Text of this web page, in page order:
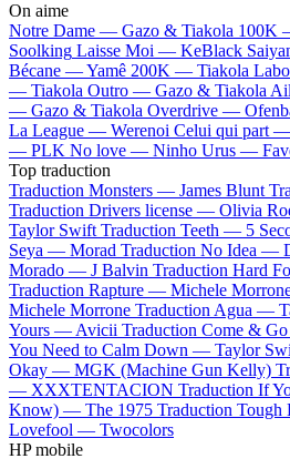
On aime
Notre Dame — Gazo & Tiakola 100K
Soolking Laisse Moi — KeBlack
Bécane —Yamê 200K — Tiakola
— Tiakola Outro — Gazo & Tiakola
— Gazo & Tiakola Overdrive —
La League — Werenoi Celui qui part —
— PLK No love — Ninho Urus —
Top traduction
Traduction Monsters — James Blunt
Traduction Drivers license — Olivia
Taylor Swift Traduction Teeth — 5
Seya — Morad Traduction No Idea —
Morado — J Balvin Traduction Hard
Traduction Rapture — Michele
Michele Morrone Traduction Agua —
Yours —Avicii Traduction Come &
You Need to Calm Down — Taylor
Okay — MGK (Machine Gun Kelly)
— XXXTENTACION Traduction If
Know) — The 1975 Traduction
Lovefool — Twocolors
HP mobile